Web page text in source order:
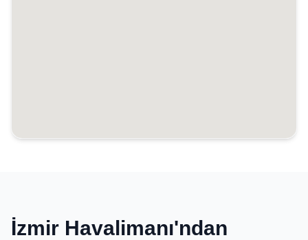
İzmir Havalimanı'ndan